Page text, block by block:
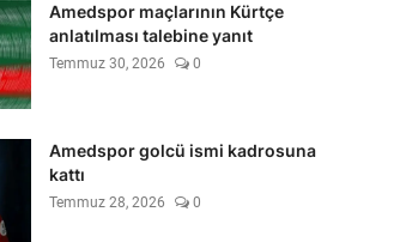
Amedspor maçlarının Kürtçe
anlatılması talebine yanıt
Temmuz 30, 2026 0
Amedspor golcü ismi kadrosuna
kattı
Temmuz 28, 2026 0